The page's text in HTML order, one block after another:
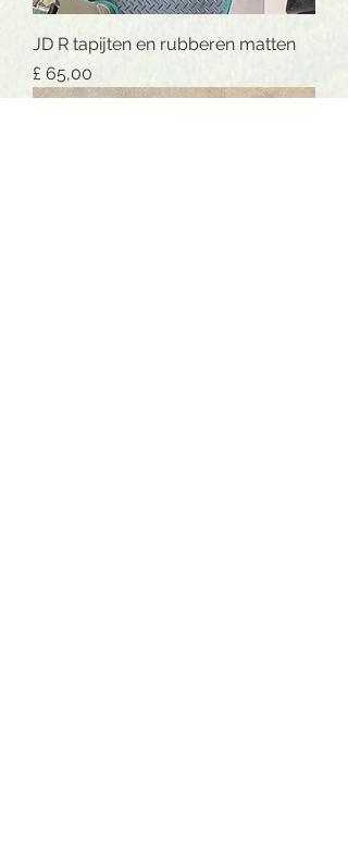
JD R tapijten en rubberen matten
Prijs
£ 65,00